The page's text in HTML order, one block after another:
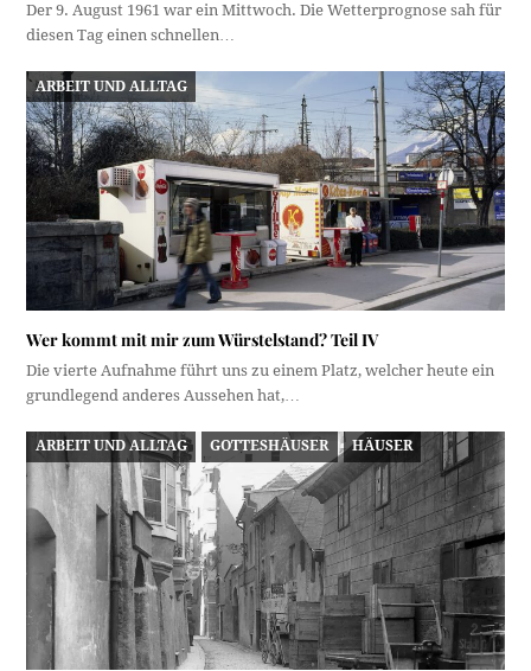
Der 9. August 1961 war ein Mittwoch. Die Wetterprognose sah für
diesen Tag einen schnellen…
ARBEIT UND ALLTAG
Wer kommt mit mir zum Würstelstand? Teil IV
Die vierte Aufnahme führt uns zu einem Platz, welcher heute ein
grundlegend anderes Aussehen hat,…
ARBEIT UND ALLTAG GOTTESHÄUSER HÄUSER